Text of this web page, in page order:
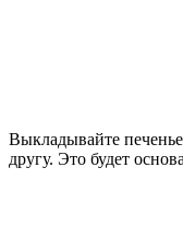
Выкладывайте
другу. Это будет